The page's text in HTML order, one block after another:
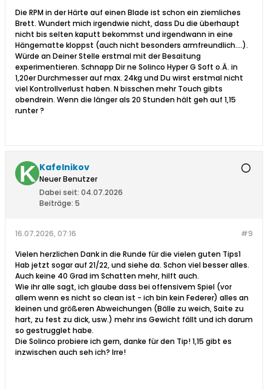
Die RPM in der Härte auf einen Blade ist schon ein ziemliches
Brett. Wundert mich irgendwie nicht, dass Du die überhaupt
nicht bis selten kaputt bekommst und irgendwann in eine
Hängematte kloppst (auch nicht besonders armfreundlich….).
Würde an Deiner Stelle erstmal mit der Besaitung
experimentieren. Schnapp Dir ne Solinco Hyper G Soft o.Ä. in
1,20er Durchmesser auf max. 24kg und Du wirst erstmal nicht
viel Kontrollverlust haben. N bisschen mehr Touch gibts
obendrein. Wenn die länger als 20 Stunden hält geh auf 1,15
runter ?
Kafelnikov
Neuer Benutzer
Dabei seit: 04.07.2026
Beiträge: 5
#9
16.07.2026, 07:16
Vielen herzlichen Dank in die Runde für die vielen guten Tips1
Hab jetzt sogar auf 21/22, und siehe da. Schon viel besser alles.
Auch keine 40 Grad im Schatten mehr, hilft auch.
Wie ihr alle sagt, ich glaube dass bei offensivem Spiel (vor
allem wenn es nicht so clean ist - ich bin kein Federer) alles an
kleinen und größeren Abweichungen (Bälle zu weich, Saite zu
hart, zu fest zu dick, usw.) mehr ins Gewicht fällt und ich darum
so gestrugglet habe.
Die Solinco probiere ich gern, danke für den Tip! 1,15 gibt es
inzwischen auch seh ich? Irre!